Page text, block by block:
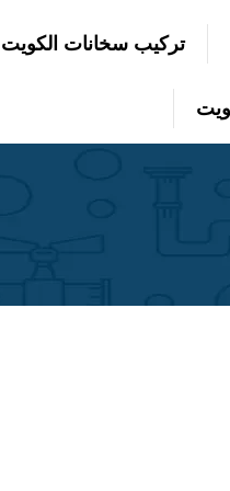
تركيب سخانات الكويت